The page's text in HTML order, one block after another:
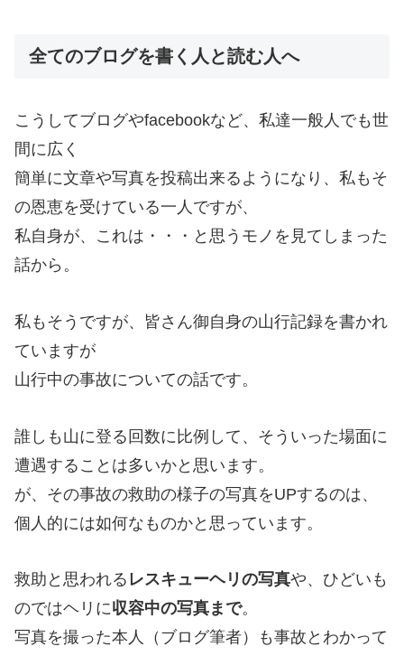
全てのブログを書く人と読む人へ
こうしてブログやfacebookなど、私達一般人でも世
間に広く
簡単に文章や写真を投稿出来るようになり、私もそ
の恩恵を受けている一人ですが、
私自身が、これは・・・と思うモノを見てしまった
話から。
私もそうですが、皆さん御自身の山行記録を書かれ
ていますが
山行中の事故についての話です。
誰しも山に登る回数に比例して、そういった場面に
遭遇することは多いかと思います。
が、その事故の救助の様子の写真をUPするのは、
個人的には如何なものかと思っています。
救助と思われる レスキューヘリの写真や、ひどいも
のではヘリに収容中の写真まで。
写真を撮った本人（ブログ筆者）も事故とわかって